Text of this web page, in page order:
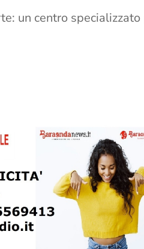
un centro